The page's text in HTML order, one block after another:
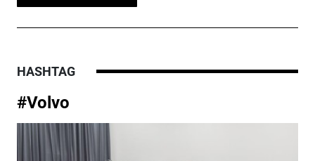
HASHTAG
#Volvo